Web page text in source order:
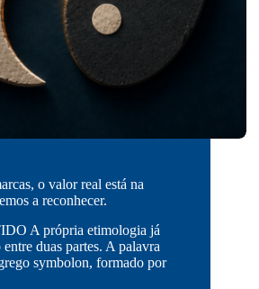
o valor real está na
a reconhecer.
A própria etimologia já
duas partes. A palavra
symbolon, formado por